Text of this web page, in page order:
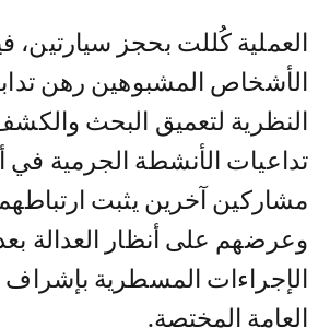
العملية كُللت بحجز سيارتين،
الأشخاص المشبوهين رهن
النظرية لتعميق البحث
تداعيات الأنشطة الجرمية في
مشاركين آخرين يثبت
وعرضهم على أنظار العدالة
الإجراءات المسطرية بإشراف
العامة المختصة.